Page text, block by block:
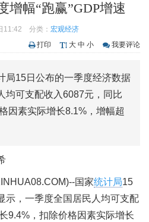
增幅“跑赢”GDP增速
11:42 分类： 宏观经济
打印
大 中 小 我要评论
局15日公布的一季度经济数据
均可支配收入6087元，同比
因素实际增长8.1%，增幅超
国家统计局15
示，一季度全国居民人均可支配
9.4%，扣除价格因素实际增长